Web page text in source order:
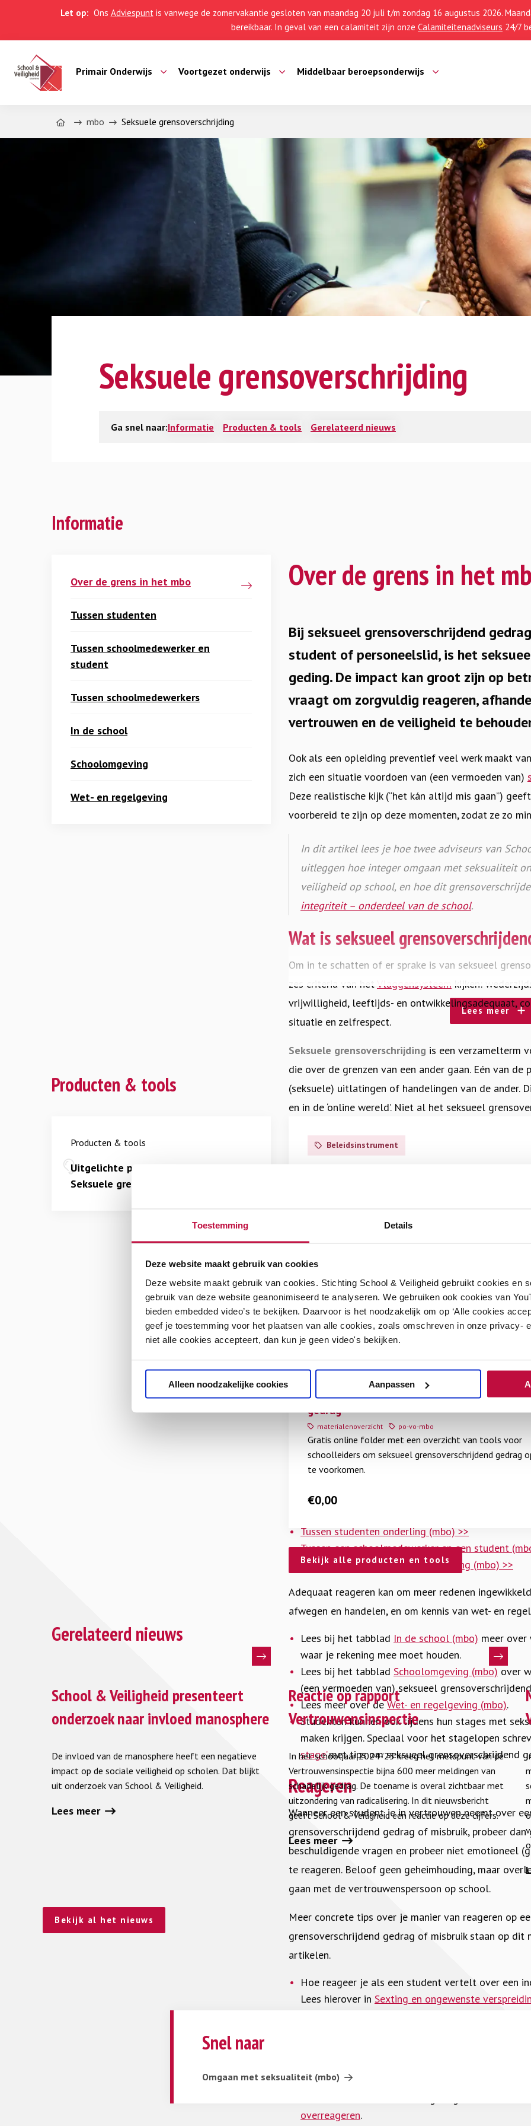
Toestemming Details
Deze website maakt gebruik van cookies
Deze website maakt gebruik van cookies. Stichting School & Veiligheid gebruikt cookies en
gebruik van deze website geanonimiseerd te analyseren. We gebruiken ook cookies van
bieden embedded video’s te bekijken. Daarvoor is het noodzakelijk om op ‘Alle cookies
geef je toestemming voor het plaatsen van alle cookies, zoals omschreven in onze privacy-
niet alle cookies accepteert, dan kun je geen video's bekijken.
Alleen noodzakelijke cookies Aanpassen
Let op: Ons Adviespuntis vanwege de zomervakantie gesloten van maandag 20 juli t/m zondag 16 augustus 2026.
bereikbaar. In geval van een calamiteit zijn onze Calamiteitenadviseurs 24/7
Primair Onderwijs Voortgezet onderwijs Middelbaar beroepsonderwijs
Home mbo Seksuele grensoverschrijding
Seksuele grensoverschrijding
Ga snel naar:Informatie Producten & tools Gerelateerd nieuws
Informatie
Over de grens in het mbo
Tussen studenten
Tussen schoolmedewerker en
student
Tussen schoolmedewerkers
In de school
Schoolomgeving
Wet- en regelgeving
Over de grens in het
Bij seksueel grensoverschrijdend
student of personeelslid, is het
geding. De impact kan groot zijn op
vraagt om zorgvuldig reageren,
vertrouwen en de veiligheid te
Ook als een opleiding preventief veel werk maakt van
zich een situatie voordoen van (een vermoeden van)
Deze realistische kijk (“het kán altijd mis gaan”)
voorbereid te zijn op deze momenten, zodat ze zo
In dit artikel lees je hoe twee adviseurs van
uitleggen hoe integer omgaan met seksualiteit
veiligheid op school, en hoe dit
integriteit – onderdeel van de school.
Wat is seksueel
Om in te schatten of er sprake is van seksueel
zes criteria van het Vlaggensysteem kijken:
vrijwilligheid, leeftijds- en ontwikkelingsadequaat,
situatie en zelfrespect.
Seksuele grensoverschrijding is een verzamelterm
die over de grenzen van een ander gaan. Eén van
(seksuele) uitlatingen of handelingen van de ander.
en in de ‘online wereld’. Niet al het seksueel
Er is sprake vanseksueel misbruik
een kind. We spreken ook van seksueel misbruik in
misbruik maakt van het leeftijdsverschil of van zijn
Seksueel geweld
is een term die gebruikt wordt
iemand onder dwang moet uitvoeren, ondergaan of
online als offline plaatsvinden. Bij ‘hands-off’
tussen pleger en slachtoffer:seksuele intimidatie,
Bij ‘hands-on’ seksueel geweld is er wèl fysiek
ontucht, aanranding en verkrachting
Meer uitleg overvormen van seksueel
beschrijft de Nationaal Rapporteur
Sgg: wat moet de school doen?
Seksueel grensoverschrijdend gedrag kan vertoond
op een opleiding aanwezig is. De diverse vormen
wijzen van interpreteren en aanpakken. Je leest
Tussen studenten onderling (mbo) >>
Tussen een schoolmedewerker en een student
Tussen schoolmedewerkers onderling (mbo) >>
Adequaat reageren kan om meer redenen
afwegen en handelen, en om kennis van wet- en
Lees bij het tabblad In de school (mbo) meer
waar je rekening mee moet houden.
Lees bij het tabblad Schoolomgeving (mbo) over
(een vermoeden van) seksueel
Lees meer over deWet- en regelgeving (mbo).
Studenten kunnen ook tijdens hun stages met
maken krijgen. Speciaal voor het stagelopen
stage’met tips om seksueel grensoverschrijdend
Reageren
Wanneer een student je in vertrouwen neemt over
grensoverschrijdend gedrag of misbruik, probeer
beschuldigende vragen en probeer niet emotioneel
te reageren. Beloof geen geheimhouding, maar
gaan met de vertrouwenspersoon op school.
Meer concrete tips over je manier van reageren op
grensoverschrijdend gedrag of misbruik staan op
artikelen.
Hoe reageer je als een student vertelt over een
Lees hierover in Sexting en ongewenste
Wat zeg je wel en niet tegen een student die
deze pagina staat ook een filmpje hierover van
Hoe reageer je op een professionele manier
gevoelige situatie voor de student en de situatie
overreageren.
Lees meer
Producten & tools
Producten & tools
Uitgelichte producten en tools over
Seksuele grensoverschrijding
meer
Beleidsinstrument
doen om seksueel grensoverschrijdend gedrag op school
voorkomen? Deze leidraad geeft een overzicht van de
kennis en maatregelen.
€0,00
Lees
over
Informatiedriehoek
seksueel
grensoverschrijdend
gedrag
Voorlichtingsmateriaal
Informatiedriehoek seksueel
gedrag
materialenoverzicht po-vo-mbo
Gratis online folder met een overzicht van tools voor
schoolleiders om seksueel grensoverschrijdend gedrag
te voorkomen.
€0,00
Bekijk alle producten en tools
Gerelateerd nieuws
meer
School
Veiligheid
presenteert
onderzoek
naar
School & Veiligheid presenteert
onderzoek naar invloed manosphere
De invloed van de manosphere heeft een negatieve
impact op de sociale veiligheid op scholen. Dat blijkt
uit onderzoek van School & Veiligheid.
Lees meer
Lees
meer
over
Reactie
rapport
Vertrouwensinspectie
Reactie op rapport
Vertrouwensinspectie
In het schooljaar 2024-’25 kreeg het meldpunt van de
Vertrouwensinspectie bijna 600 meer meldingen van
schadelijk gedrag. De toename is overal zichtbaar met
uitzondering van radicalisering. In dit nieuwsbericht
geeft School & Veiligheid een reactie op deze cijfers.
Lees meer
Bekijk al het nieuws
Snel naar
Omgaan met seksualiteit (mbo)